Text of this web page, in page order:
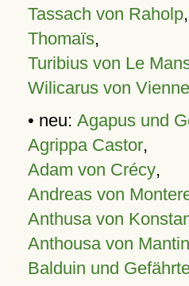
Tassach von Raholp,
Thomaïs,
Turibius von Le
Wilicarus von Vienne
• neu: Agapus und
Agrippa Castor,
Adam von Crécy,
Andreas von
Anthusa von
Anthousa von
Balduin und